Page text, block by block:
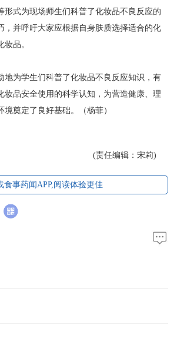
形式为现场师生们科普了化妆品不良反应的
，并呼吁大家应根据自身肤质选择适合的化
品。
为学生们科普了化妆品不良反应知识，有
妆品安全使用的科学认知，为营造健康、理
奠定了良好基础。（杨菲）
(责任编辑：宋莉)
食事药闻APP,阅读体验更佳